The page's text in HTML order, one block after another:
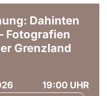
Dahinten
Fotografien
Grenzland
19:00 UHR